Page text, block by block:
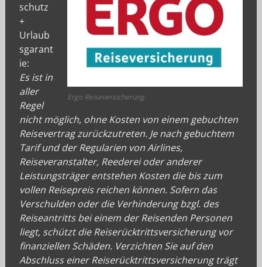
Ergo Reiseversicherung
schutz
+
Urlaub
sgarant
ie:
Es ist in
aller
Regel
nicht möglich, ohne Kosten von einem gebuchten
Reisevertrag zurückzutreten. Je nach gebuchtem
Tarif und der Regularien von Airlines,
Reiseveranstalter, Reederei oder anderer
Leistungsträger entstehen Kosten die bis zum
vollen Reisepreis reichen können. Sofern das
Verschulden oder die Verhinderung bzgl. des
Reiseantritts bei einem der Reisenden Personen
liegt, schützt die Reiserücktrittsversicherung vor
finanziellen Schäden. Verzichten Sie auf den
Abschluss einer Reiserücktrittsversicherung trägt